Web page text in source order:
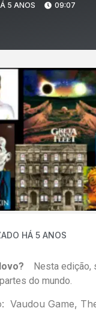
5 ANOS 09:07
HÁ 5 ANOS
Nesta edição,
do mundo.
Vaudou Game,